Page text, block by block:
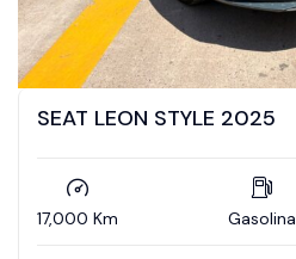
SEAT LEON STYLE 2025
17,000 Km Gasolina